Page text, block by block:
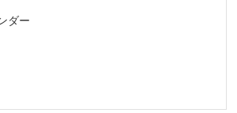
ダー